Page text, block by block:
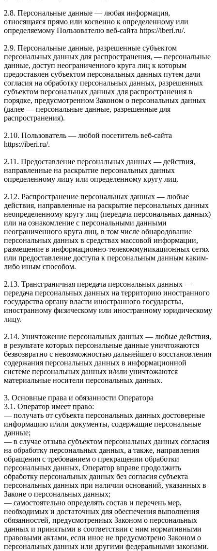
2.8. Персональные данные — любая информация,
относящаяся прямо или косвенно к определенному или
определяемому Пользователю веб-сайта https://iberi.ru/.
2.9. Персональные данные, разрешенные субъектом
персональных данных для распространения, — персональные
данные, доступ неограниченного круга лиц к которым
предоставлен субъектом персональных данных путем дачи
согласия на обработку персональных данных, разрешенных
субъектом персональных данных для распространения в
порядке, предусмотренном Законом о персональных данных
(далее — персональные данные, разрешенные для
распространения).
2.10. Пользователь — любой посетитель веб-сайта
https://iberi.ru/.
2.11. Предоставление персональных данных — действия,
направленные на раскрытие персональных данных
определенному лицу или определенному кругу лиц.
2.12. Распространение персональных данных — любые
действия, направленные на раскрытие персональных данных
неопределенному кругу лиц (передача персональных данных)
или на ознакомление с персональными данными
неограниченного круга лиц, в том числе обнародование
персональных данных в средствах массовой информации,
размещение в информационно-телекоммуникационных сетях
или предоставление доступа к персональным данным каким-
либо иным способом.
2.13. Трансграничная передача персональных данных —
передача персональных данных на территорию иностранного
государства органу власти иностранного государства,
иностранному физическому или иностранному юридическому
лицу.
2.14. Уничтожение персональных данных — любые действия,
в результате которых персональные данные уничтожаются
безвозвратно с невозможностью дальнейшего восстановления
содержания персональных данных в информационной
системе персональных данных и/или уничтожаются
материальные носители персональных данных.
3. Основные права и обязанности Оператора
3.1. Оператор имеет право:
— получать от субъекта персональных данных достоверные
информацию и/или документы, содержащие персональные
данные;
— в случае отзыва субъектом персональных данных согласия
на обработку персональных данных, а также, направления
обращения с требованием о прекращении обработки
персональных данных, Оператор вправе продолжить
обработку персональных данных без согласия субъекта
персональных данных при наличии оснований, указанных в
Законе о персональных данных;
— самостоятельно определять состав и перечень мер,
необходимых и достаточных для обеспечения выполнения
обязанностей, предусмотренных Законом о персональных
данных и принятыми в соответствии с ним нормативными
правовыми актами, если иное не предусмотрено Законом о
персональных данных или другими федеральными законами.